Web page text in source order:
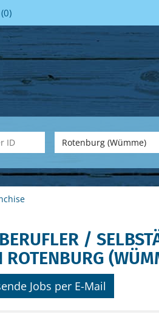
(0)
/
ROTENBURG
Jobs per E-Mail